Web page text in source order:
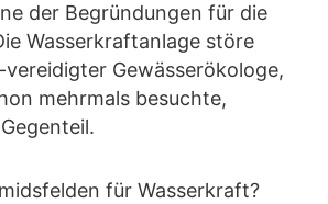
der Begründungen für die
Wasserkraftanlage störe
vereidigter Gewässerökologe,
mehrmals besuchte,
für Wasserkraft?